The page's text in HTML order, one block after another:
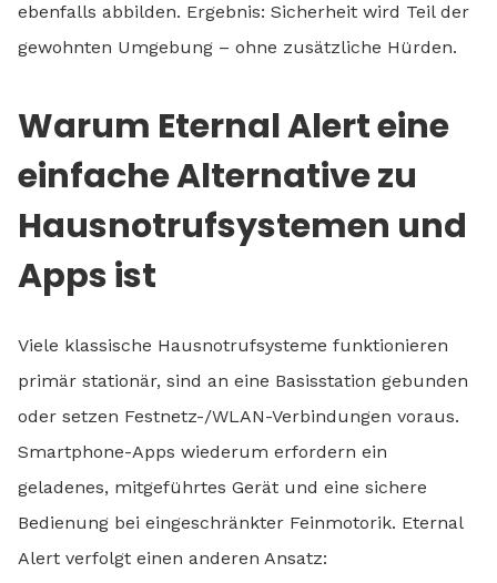
ebenfalls abbilden. Ergebnis: Sicherheit wird Teil der
gewohnten Umgebung – ohne zusätzliche Hürden.
Warum Eternal Alert eine
einfache Alternative zu
Hausnotrufsystemen und
Apps ist
Viele klassische Hausnotrufsysteme funktionieren
primär stationär, sind an eine Basisstation gebunden
oder setzen Festnetz-/WLAN-Verbindungen voraus.
Smartphone-Apps wiederum erfordern ein
geladenes, mitgeführtes Gerät und eine sichere
Bedienung bei eingeschränkter Feinmotorik. Eternal
Alert verfolgt einen anderen Ansatz: